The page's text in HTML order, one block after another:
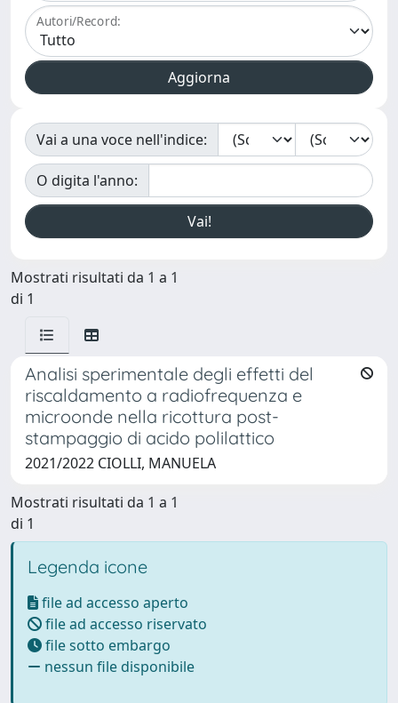
Autori/Record:
Vai a una voce nell'indice:
O digita l'anno:
Mostrati risultati da 1 a 1
di 1
Analisi sperimentale degli effetti del
riscaldamento a radiofrequenza e
microonde nella ricottura post-
stampaggio di acido polilattico
2021/2022 CIOLLI, MANUELA
Mostrati risultati da 1 a 1
di 1
Legenda icone
file ad accesso aperto
file ad accesso riservato
file sotto embargo
nessun file disponibile